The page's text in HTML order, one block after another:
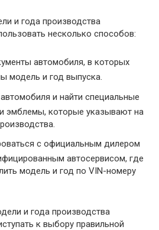
и года производства
несколько способов:
автомобиля, в которых
модель и год выпуска.
и найти специальные
эмблемы, которые указывают на
с официальным дилером
автосервисом, где
модель и год по VIN-номеру
и года производства
к выбору правильной